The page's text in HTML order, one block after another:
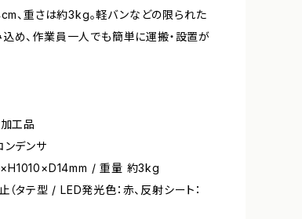
、重さは約3kg。軽バンなどの限られた
め、作業員一人でも簡単に運搬・設置が
工品
ンデンサ
/ 重量 約3kg
タテ型 / LED発光色：赤、反射シート：